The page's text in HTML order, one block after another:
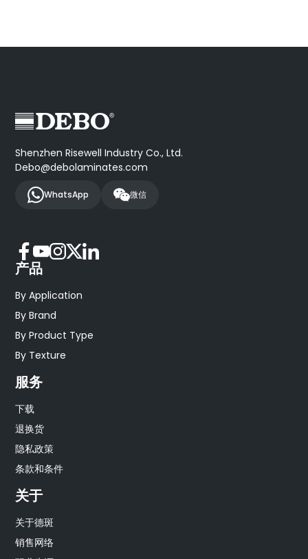
Shenzhen Risewell Industry Co., Ltd.
Debo@debolaminates.com
WhatsApp 微信
产品
By Application
By Brand
By Product Type
By Texture
服务
下载
退换货
隐私政策
条款和条件
关于
关于德斑
销售网络